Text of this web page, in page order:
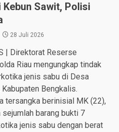
Kebun Sawit, Polisi
28 Juli 2026
| Direktorat Reserse
Riau mengungkap tindak
jenis sabu di Desa
Kabupaten Bengkalis.
tersangka berinisial MK (22),
barang bukti 7
jenis sabu dengan berat